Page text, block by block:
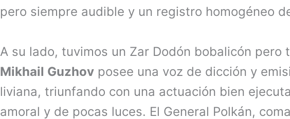
pero siempre audible y un registro homogéneo
A su lado, tuvimos un Zar Dodón bobalicón pero
Mikhail Guzhov posee una voz de dicción y
liviana, triunfando con una actuación bien
amoral y de pocas luces. El General Polkán,